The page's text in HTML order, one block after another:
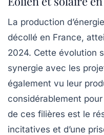
La production
décollé en France,
2024. Cette évolution
synergie avec les
également vu leur
considérablement
de ces filières est le
incitatives et d’une